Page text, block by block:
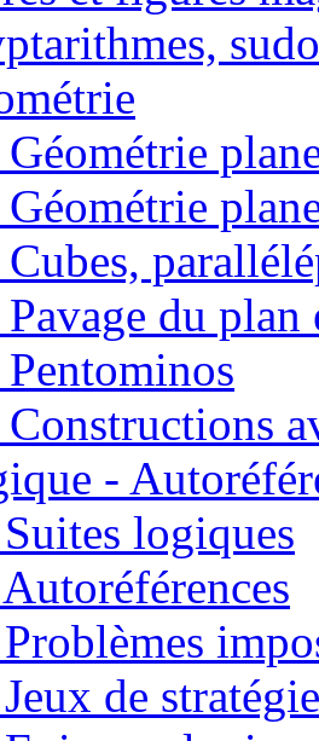
du plan
-
logiques
de stratégie